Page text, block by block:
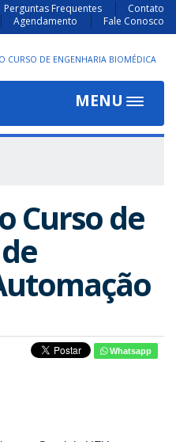
Perguntas Frequentes
Contato
Agendamento
Fale Conosco
CURSO DE ENGENHARIA BIOMÉDICA
MENU
Toggle
Curso de
Whatsapp